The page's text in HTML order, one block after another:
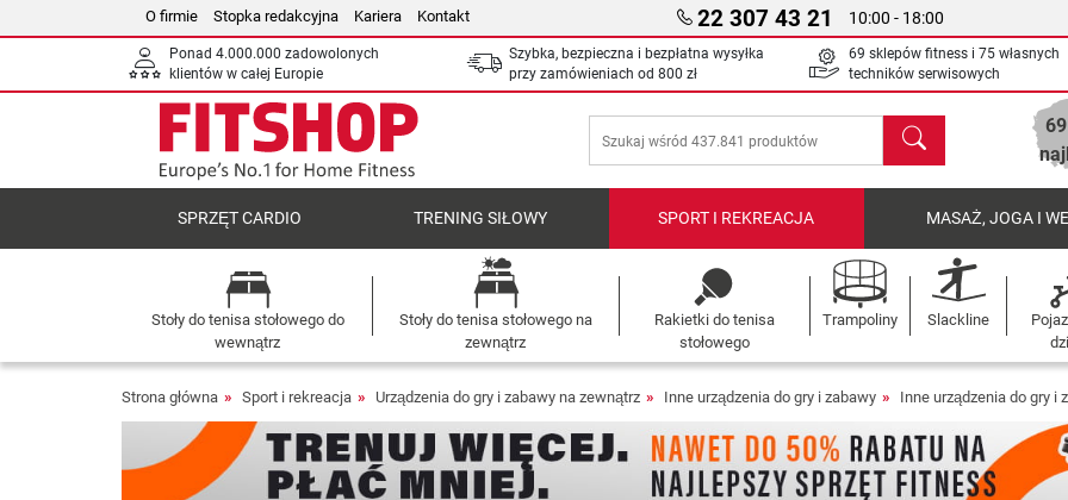
O firmie Stopka redakcyjna Kariera Kontakt 22 307 43 21 10:00 - 18:00
Ponad 4.000.000 zadowolonych
klientów w całej Europie
Szybka, bezpieczna i bezpłatna wysyłka
przy zamówieniach od 800 zł
69 sklepów fitness i 75 własnych
techników serwisowych
Szukaj
SPRZĘT CARDIO TRENING SIŁOWY SPORT I REKREACJA MASAŻ, JOGA I
Stoły do tenisa stołowego do
wewnątrz
Stoły do tenisa stołowego na
zewnątrz
Rakietki do tenisa
stołowego
Trampoliny Slackline
Strona główna Sport i rekreacja Urządzenia do gry i zabawy na zewnątrz Inne urządzenia do gry i zabawy Inne urządzenia do gry i